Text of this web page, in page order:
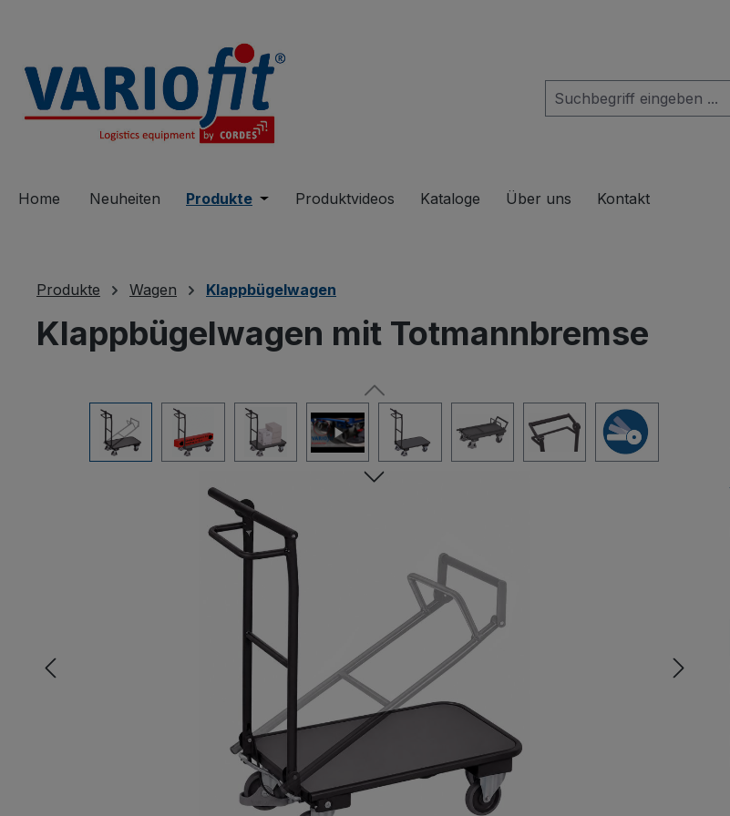
Home Neuheiten Produkte Öffne oder Schließe das Dropdown der Kategorie Produkte
Produktvideos Kataloge Über uns Kontakt
Produkte Wagen Klappbügelwagen
Klappbügelwagen mit Totmannbremse
Bildergalerie überspringen